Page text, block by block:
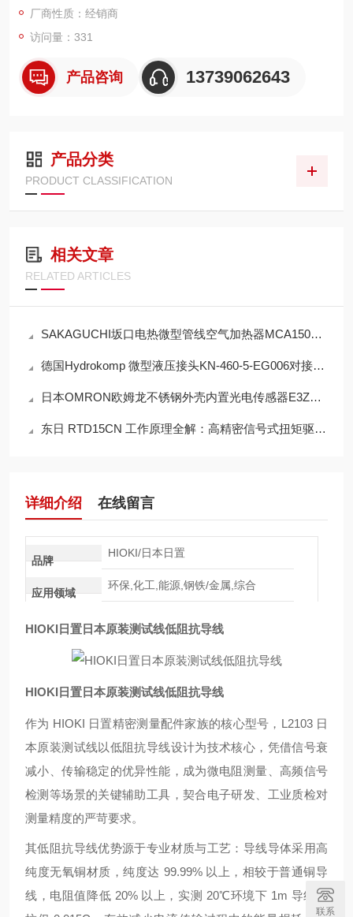
积进一步降低集肤效应影响，即便在 1MHz 高频
厂商性质：经销商
访问量：331
产品咨询 13739062643
产品分类
PRODUCT CLASSIFICATION
相关文章
RELATED ARTICLES
SAKAGUCHI坂口电热微型管线空气加热器MCA1500N的工作原理
德国Hydrokomp 微型液压接头KN-460-5-EG006对接流程与注意事项
日本OMRON欧姆龙不锈钢外壳内置光电传感器E3ZM‑R61的解决方案
东日 RTD15CN 工作原理全解：高精密信号式扭矩驱动核心机制
详细介绍 在线留言
品牌
HIOKI/日本日置
应用领域
环保,化工,能源,钢铁/金属,综合
HIOKI日置日本原装测试线低阻抗导线
HIOKI日置日本原装测试线低阻抗导线
作为 HIOKI 日置精密测量配件家族的核心型号，L2103 日
本原装测试线以低阻抗导线设计为技术核心，凭借信号衰
减小、传输稳定的优异性能，成为微电阻测量、高频信号
检测等场景的关键辅助工具，契合电子研发、工业质检对
测量精度的严苛要求。
其低阻抗导线优势源于专业材质与工艺：导线导体采用高
纯度无氧铜材质，纯度达 99.99% 以上，相较于普通铜导
线，电阻值降低 20% 以上，实测 20℃环境下 1m 导线阻
联系